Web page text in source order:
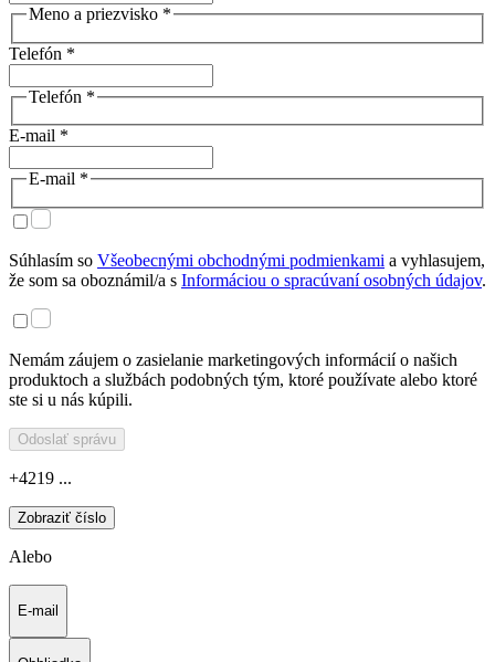
Meno a priezvisko *
Telefón *
Telefón *
E-mail *
E-mail *
Súhlasím so Všeobecnými obchodnými podmienkami a vyhlasujem,
že som sa oboznámil/a s Informáciou o spracúvaní osobných údajov.
Nemám záujem o zasielanie marketingových informácií o našich
produktoch a službách podobných tým, ktoré používate alebo ktoré
ste si u nás kúpili.
Odoslať správu
+4219 ...
Zobraziť číslo
Alebo
E-mail